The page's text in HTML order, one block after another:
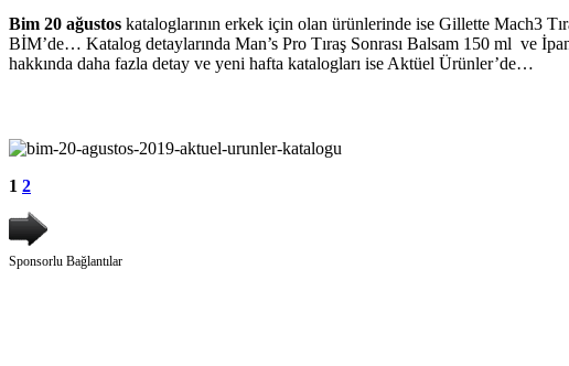
Bim 20 ağustos kataloglarının erkek için olan ürünlerinde ise Gillette Mach3
BİM’de… Katalog detaylarında Man’s Pro Tıraş Sonrası Balsam 150 ml ve
hakkında daha fazla detay ve yeni hafta katalogları ise Aktüel Ürünler’de…
1 2
Sponsorlu Bağlantılar